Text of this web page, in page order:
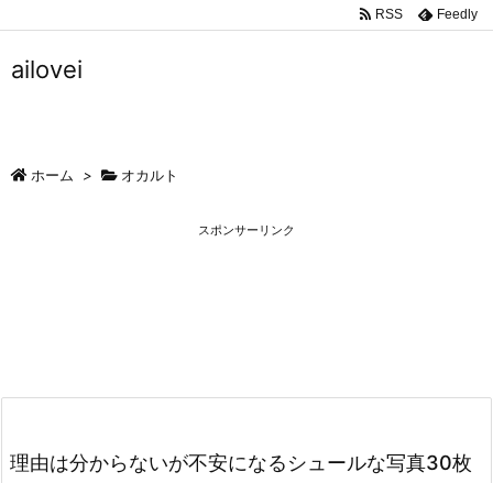
RSS Feedly
ailovei
ホーム > オカルト
スポンサーリンク
理由は分からないが不安になるシュールな写真30枚